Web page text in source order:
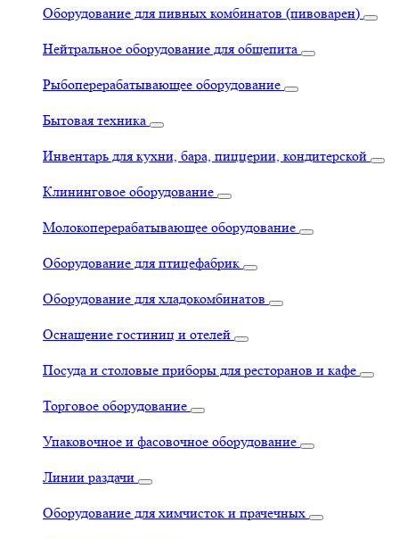
Оборудование для пивных комбинатов (пивоварен)
Нейтральное оборудование для общепита
Рыбоперерабатывающее оборудование
Бытовая техника
Инвентарь для кухни, бара, пиццерии, кондитерской
Клининговое оборудование
Молокоперерабатывающее оборудование
Оборудование для птицефабрик
Оборудование для хладокомбинатов
Оснащение гостиниц и отелей
Посуда и столовые приборы для ресторанов и кафе
Торговое оборудование
Упаковочное и фасовочное оборудование
Линии раздачи
Оборудование для химчисток и прачечных